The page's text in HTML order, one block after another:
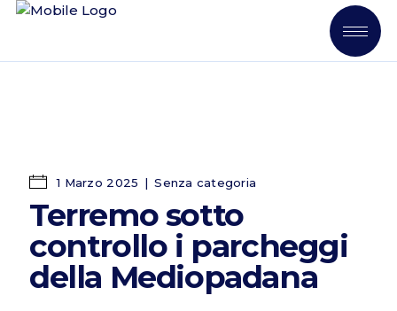
1 Marzo 2025 Senza categoria
Terremo sotto
controllo i parcheggi
della Mediopadana